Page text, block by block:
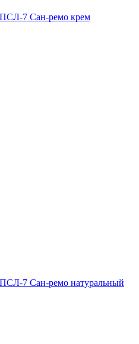
7 Сан-ремо крем
7 Сан-ремо натуральный